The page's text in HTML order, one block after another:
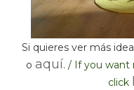
Si quieres ver más
o aquí. / If you want
click